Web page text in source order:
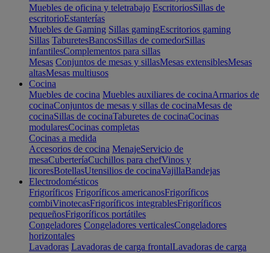
Muebles de oficina y teletrabajo EscritoriosSillas de
escritorioEstanterías
Muebles de Gaming Sillas gamingEscritorios gaming
Sillas TaburetesBancosSillas de comedorSillas
infantilesComplementos para sillas
Mesas Conjuntos de mesas y sillasMesas extensiblesMesas
altasMesas multiusos
Cocina
Muebles de cocina Muebles auxiliares de cocinaArmarios de
cocinaConjuntos de mesas y sillas de cocinaMesas de
cocinaSillas de cocinaTaburetes de cocinaCocinas
modularesCocinas completas
Cocinas a medida
Accesorios de cocina MenajeServicio de
mesaCuberteríaCuchillos para chefVinos y
licoresBotellasUtensilios de cocinaVajillaBandejas
Electrodomésticos
Frigoríficos Frigoríficos americanosFrigoríficos
combiVinotecasFrigoríficos integrablesFrigoríficos
pequeñosFrigoríficos portátiles
Congeladores Congeladores verticalesCongeladores
horizontales
Lavadoras Lavadoras de carga frontalLavadoras de carga